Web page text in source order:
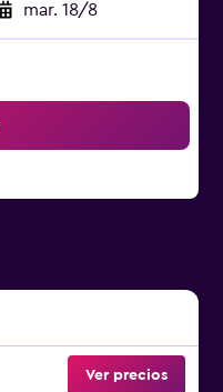
mar. 18/8
Ver precios